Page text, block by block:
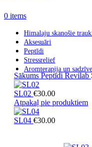
0 items
Himalaju skanošie
Aksesuāri
Peptīdi
Stressrelief
Aromterapija un
Sākums Peptīdi Revilab
SL02 €30.00
Atpakaļ pie produktiem
SL04 €30.00